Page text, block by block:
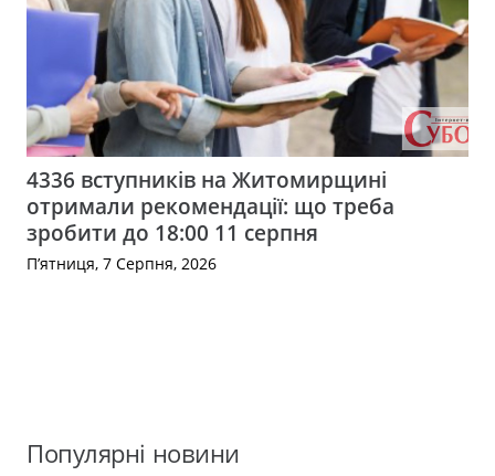
4336 вступників на Житомирщині
отримали рекомендації: що треба
зробити до 18:00 11 серпня
П’ятниця, 7 Серпня, 2026
Популярні новини